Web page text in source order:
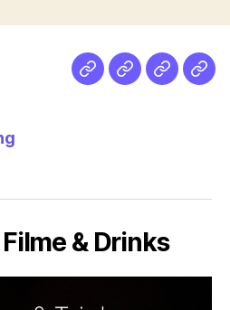
NetzMedien
& Drinks